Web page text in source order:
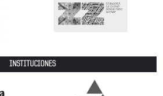
INSTITUCIONES